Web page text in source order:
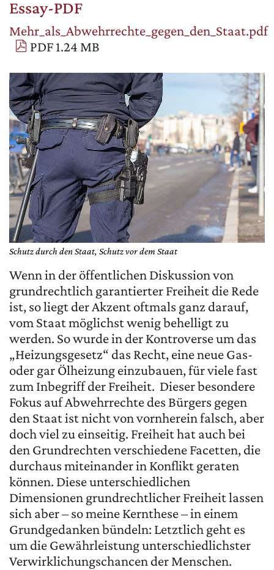
Essay-PDF
Mehr_als_Abwehrrechte_gegen_den_Staat.pdf
PDF 1.24 MB
Schutz durch den Staat, Schutz vor dem Staat
Wenn in der öffentlichen Diskussion von
grundrechtlich garantierter Freiheit die Rede
ist, so liegt der Akzent oftmals ganz darauf,
vom Staat möglichst wenig behelligt zu
werden. So wurde in der Kontroverse um das
„Heizungsgesetz“ das Recht, eine neue Gas-
oder gar Ölheizung einzubauen, für viele fast
zum Inbegriff der Freiheit. Dieser besondere
Fokus auf Abwehrrechte des Bürgers gegen
den Staat ist nicht von vornherein falsch, aber
doch viel zu einseitig. Freiheit hat auch bei
den Grundrechten verschiedene Facetten, die
durchaus miteinander in Konflikt geraten
können. Diese unterschiedlichen
Dimensionen grundrechtlicher Freiheit lassen
sich aber – so meine Kernthese – in einem
Grundgedanken bündeln: Letztlich geht es
um die Gewährleistung unterschiedlichster
Verwirklichungschancen der Menschen.
MATOMO (INTERNE STATISTIK)
Diese Informationen helfen uns zu verstehen, wie
unsere Besucher unsere Website nutzen.
Matomo